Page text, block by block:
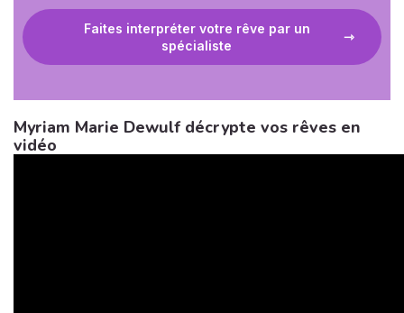
Faites interpréter votre rêve par un
spécialiste
Myriam Marie Dewulf décrypte vos rêves en
vidéo